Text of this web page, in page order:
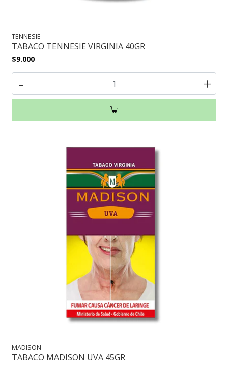
TENNESIE
TABACO TENNESIE VIRGINIA 40GR
$9.000
- +
MADISON
TABACO MADISON UVA 45GR